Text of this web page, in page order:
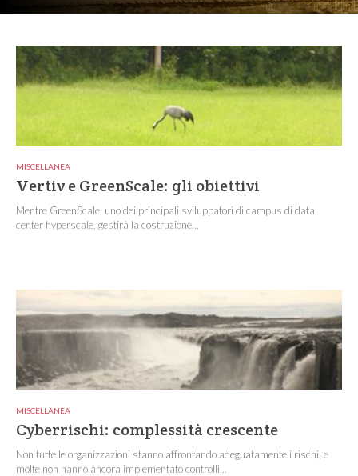
MISCELLANEA
Vertiv e GreenScale: gli obiettivi
Mentre GreenScale, uno dei principali sviluppatori di campus di data
center hyperscale, gestirà la costruzione...
MISCELLANEA
Cyberrischi: complessità crescente
Non tutte le organizzazioni stanno affrontando adeguatamente i rischi, e
molte non hanno ancora implementato controlli...